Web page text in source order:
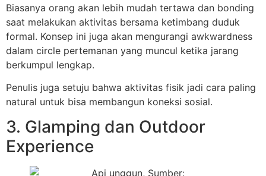
Biasanya orang akan lebih mudah tertawa dan bonding
saat melakukan aktivitas bersama ketimbang duduk
formal. Konsep ini juga akan mengurangi awkwardness
dalam circle pertemanan yang muncul ketika jarang
berkumpul lengkap.
Penulis juga setuju bahwa aktivitas fisik jadi cara paling
natural untuk bisa membangun koneksi sosial.
3. Glamping dan Outdoor
Experience